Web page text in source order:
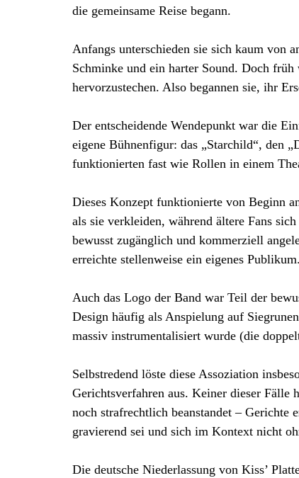
die gemeinsame Reise begann.
Anfangs unterschieden sie sich kaum von
Schminke und ein harter Sound. Doch
hervorzustechen. Also begannen sie, ihr
Der entscheidende Wendepunkt war die
eigene Bühnenfigur: das „Starchild“, den
funktionierten fast wie Rollen in einem
Dieses Konzept funktionierte von Beginn
als sie verkleiden, während ältere Fans
bewusst zugänglich und kommerziell
erreichte stellenweise ein eigenes Publikum.
Auch das Logo der Band war Teil der
Design häufig als Anspielung auf
massiv instrumentalisiert wurde (die
Selbstredend löste diese Assoziation
Gerichtsverfahren aus. Keiner dieser Fälle
noch strafrechtlich beanstandet –
gravierend sei und sich im Kontext nicht
Die deutsche Niederlassung von Kiss’